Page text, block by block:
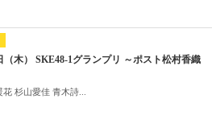
（木） SKE48-1グランプリ ～ポスト松村香織
杉山愛佳 青木詩...